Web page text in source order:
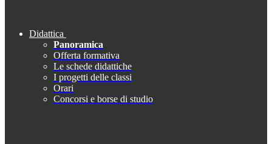
Didattica
Panoramica
Offerta formativa
Le schede didattiche
I progetti delle classi
Orari
Concorsi e borse di studio